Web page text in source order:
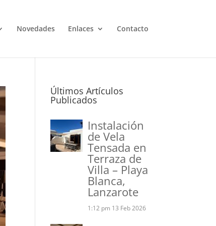
Novedades Enlaces Contacto
Últimos Artículos
Publicados
Instalación
de Vela
Tensada en
Terraza de
Villa – Playa
Blanca,
Lanzarote
1:12 pm 13 Feb 2026